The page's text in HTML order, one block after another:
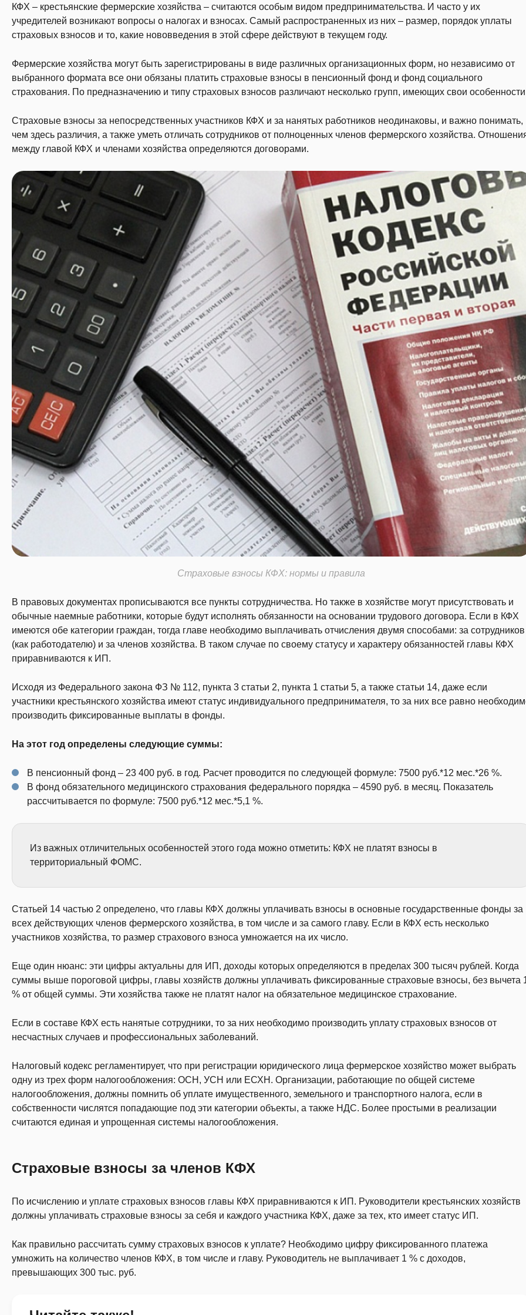
КФХ – крестьянские фермерские хозяйства – считаются особым видом предпринимательства. И часто у их
учредителей возникают вопросы о налогах и взносах. Самый распространенных из них – размер, порядок уплаты
страховых взносов и то, какие нововведения в этой сфере действуют в текущем году.
Фермерские хозяйства могут быть зарегистрированы в виде различных организационных форм, но независимо от
выбранного формата все они обязаны платить страховые взносы в пенсионный фонд и фонд социального
страхования. По предназначению и типу страховых взносов различают несколько групп, имеющих свои
Страховые взносы за непосредственных участников КФХ и за нанятых работников неодинаковы, и важно понимать,
чем здесь различия, а также уметь отличать сотрудников от полноценных членов фермерского хозяйства.
между главой КФХ и членами хозяйства определяются договорами.
Страховые взносы КФХ: нормы и правила
В правовых документах прописываются все пункты сотрудничества. Но также в хозяйстве могут присутствовать и
обычные наемные работники, которые будут исполнять обязанности на основании трудового договора. Если в КФХ
имеются обе категории граждан, тогда главе необходимо выплачивать отчисления двумя способами: за сотрудников
(как работодателю) и за членов хозяйства. В таком случае по своему статусу и характеру обязанностей главы КФХ
приравниваются к ИП.
Исходя из Федерального закона ФЗ № 112, пункта 3 статьи 2, пункта 1 статьи 5, а также статьи 14, даже если
участники крестьянского хозяйства имеют статус индивидуального предпринимателя, то за них все равно
производить фиксированные выплаты в фонды.
На этот год определены следующие суммы:
В пенсионный фонд – 23 400 руб. в год. Расчет проводится по следующей формуле: 7500 руб.*12 мес.*26 %.
В фонд обязательного медицинского страхования федерального порядка – 4590 руб. в месяц. Показатель
рассчитывается по формуле: 7500 руб.*12 мес.*5,1 %.
Из важных отличительных особенностей этого года можно отметить: КФХ не платят взносы в
территориальный ФОМС.
Статьей 14 частью 2 определено, что главы КФХ должны уплачивать взносы в основные государственные фонды за
всех действующих членов фермерского хозяйства, в том числе и за самого главу. Если в КФХ есть несколько
участников хозяйства, то размер страхового взноса умножается на их число.
Еще один нюанс: эти цифры актуальны для ИП, доходы которых определяются в пределах 300 тысяч рублей. Когда
суммы выше пороговой цифры, главы хозяйств должны уплачивать фиксированные страховые взносы, без вычета
% от общей суммы. Эти хозяйства также не платят налог на обязательное медицинское страхование.
Если в составе КФХ есть нанятые сотрудники, то за них необходимо производить уплату страховых взносов от
несчастных случаев и профессиональных заболеваний.
Налоговый кодекс регламентирует, что при регистрации юридического лица фермерское хозяйство может выбрать
одну из трех форм налогообложения: ОСН, УСН или ЕСХН. Организации, работающие по общей системе
налогообложения, должны помнить об уплате имущественного, земельного и транспортного налога, если в
собственности числятся попадающие под эти категории объекты, а также НДС. Более простыми в реализации
считаются единая и упрощенная системы налогообложения.
Страховые взносы за членов КФХ
По исчислению и уплате страховых взносов главы КФХ приравниваются к ИП. Руководители крестьянских хозяйств
должны уплачивать страховые взносы за себя и каждого участника КФХ, даже за тех, кто имеет статус ИП.
Как правильно рассчитать сумму страховых взносов к уплате? Необходимо цифру фиксированного платежа
умножить на количество членов КФХ, в том числе и главу. Руководитель не выплачивает 1 % с доходов,
превышающих 300 тыс. руб.